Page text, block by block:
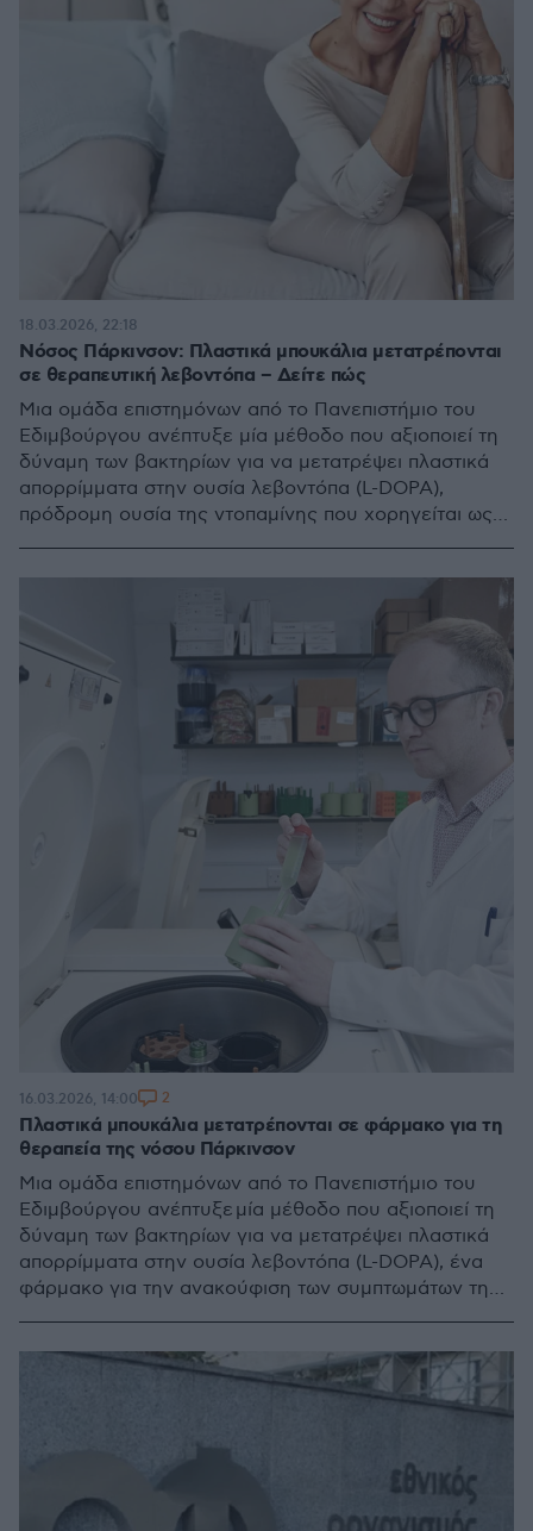
Νόσος Πάρκινσον: Πλαστικά μπουκάλια μετατρέπονται
σε θεραπευτική λεβοντόπα – Δείτε πώς
Μια ομάδα επιστημόνων από το Πανεπιστήμιο του
Εδιμβούργου ανέπτυξε μία μέθοδο που αξιοποιεί τη
δύναμη των βακτηρίων για να μετατρέψει πλαστικά
απορρίμματα στην ουσία λεβοντόπα (L-DOPA),
πρόδρομη ουσία της ντοπαμίνης που χορηγείται ως
18.03.2026, 22:18
Πλαστικά μπουκάλια μετατρέπονται σε φάρμακο για τη
θεραπεία της νόσου Πάρκινσον
Μια ομάδα επιστημόνων από το Πανεπιστήμιο του
Εδιμβούργου ανέπτυξε μία μέθοδο που αξιοποιεί τη
δύναμη των βακτηρίων για να μετατρέψει πλαστικά
απορρίμματα στην ουσία λεβοντόπα (L-DOPA), ένα
φάρμακο για την ανακούφιση των συμπτωμάτων της
16.03.2026, 14:00 2